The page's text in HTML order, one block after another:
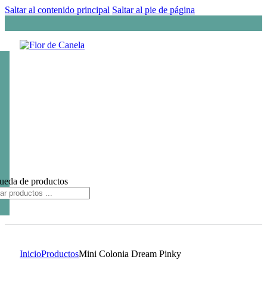
Saltar al contenido principal Saltar al pie de página
de productos
InicioProductosMini Colonia Dream Pinky